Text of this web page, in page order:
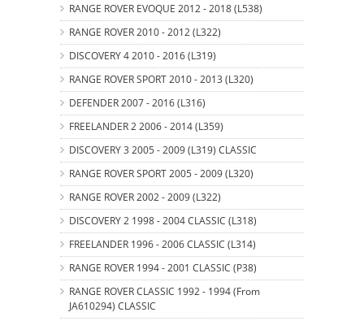
RANGE ROVER EVOQUE 2012 - 2018 (L538)
RANGE ROVER 2010 - 2012 (L322)
DISCOVERY 4 2010 - 2016 (L319)
RANGE ROVER SPORT 2010 - 2013 (L320)
DEFENDER 2007 - 2016 (L316)
FREELANDER 2 2006 - 2014 (L359)
DISCOVERY 3 2005 - 2009 (L319) CLASSIC
RANGE ROVER SPORT 2005 - 2009 (L320)
RANGE ROVER 2002 - 2009 (L322)
DISCOVERY 2 1998 - 2004 CLASSIC (L318)
FREELANDER 1996 - 2006 CLASSIC (L314)
RANGE ROVER 1994 - 2001 CLASSIC (P38)
RANGE ROVER CLASSIC 1992 - 1994 (From
JA610294) CLASSIC